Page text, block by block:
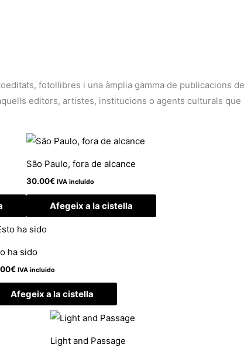
fotollibres i una àmplia gamma de publicacions de
editors, artistes, institucions o agents culturals que
São Paulo, fora de alcance
30.00€ IVA incluido
Afegeix a la cistella
ha sido
€ IVA incluido
Afegeix a la cistella
Light and Passage